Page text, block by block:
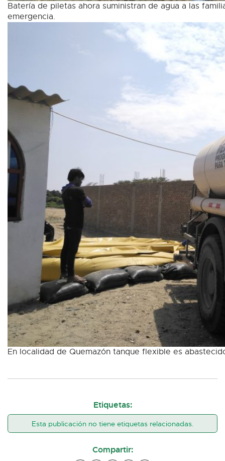
Batería de piletas ahora suministran de agua a las
emergencia.
En localidad de Quemazón tanque flexible es
Etiquetas:
Esta publicación no tiene etiquetas relacionadas.
Compartir: